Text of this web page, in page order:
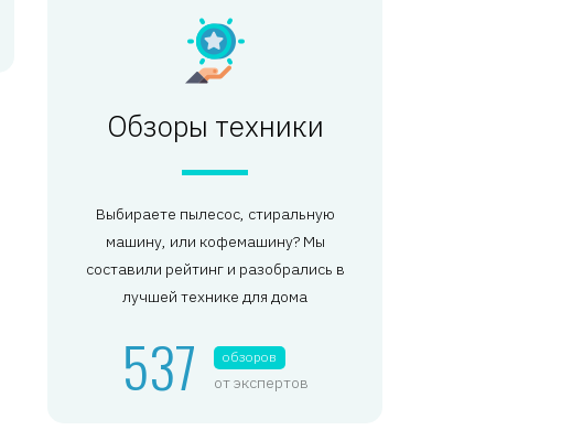
Обзоры техники
Выбираете пылесос, стиральную
машину, или кофемашину? Мы
составили рейтинг и разобрались в
лучшей технике для дома
537 обзоров
от экспертов